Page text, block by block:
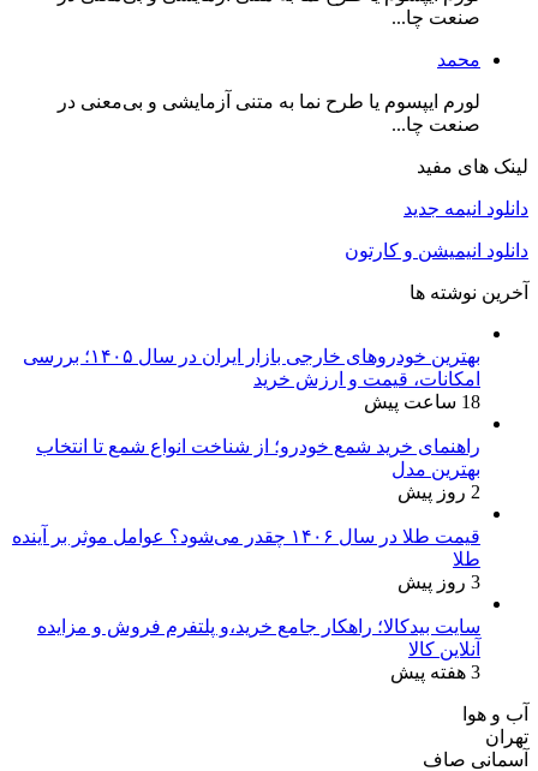
صنعت چا...
محمد
لورم ایپسوم یا طرح‌ نما به متنی آزمایشی و بی‌معنی در
صنعت چا...
لینک های مفید
دانلود انیمه جدید
دانلود انیمیشن و کارتون
آخرین نوشته ها
بهترین خودروهای خارجی بازار ایران در سال ۱۴۰۵؛ بررسی
امکانات، قیمت و ارزش خرید
18 ساعت پیش
راهنمای خرید شمع خودرو؛ از شناخت انواع شمع تا انتخاب
بهترین مدل
2 روز پیش
قیمت طلا در سال ۱۴۰۶ چقدر می‌شود؟ عوامل موثر بر آینده
طلا
3 روز پیش
سایت بیدکالا؛ راهکار جامع خرید،و پلتفرم فروش و مزایده
آنلاین کالا
3 هفته پیش
آب و هوا
تهران
آسمانی صاف